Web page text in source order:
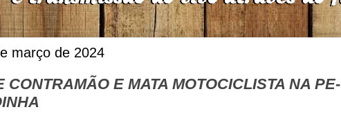
março de 2024
CONTRAMÃO E MATA MOTOCICLISTA NA PE-